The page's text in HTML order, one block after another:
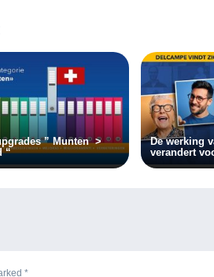
” Munten >
“
De werking
verandert
Delcampe!
*